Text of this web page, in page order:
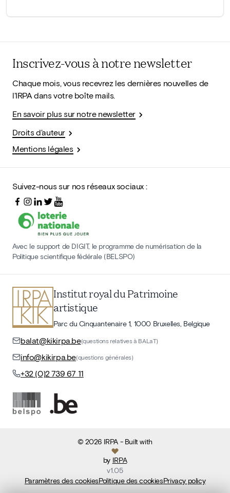
Inscrivez-vous à notre newsletter
Chaque mois, vous recevrez les dernières nouvelles de
l'IRPA dans votre boîte mails.
En savoir plus sur notre newsletter
Droits d'auteur
Mentions légales
Suivez-nous sur nos réseaux sociaux :
Avec le support de DIGIT, le programme de numérisation de la
Politique scientifique fédérale (BELSPO)
Institut royal du Patrimoine
artistique
Parc du Cinquantenaire 1, 1000 Bruxelles, Belgique
balat@kikirpa.be(questions relatives à BALaT)
info@kikirpa.be(questions générales)
+32 (0)2 739 67 11
©2026 IRPA- Built with
by IRPA
v1.05
Paramètres des cookiesPolitique des cookiesPrivacy policy